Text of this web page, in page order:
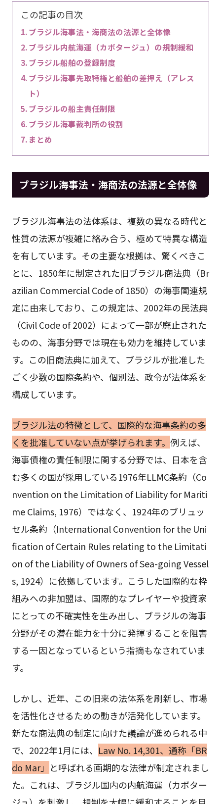
この記事の目次
ブラジル海事法・海商法の法源と全体像
ブラジル内航海運（カボタージュ）の規制緩和
ブラジル船舶の登録制度
ブラジル海事先取特権と船舶の差押え（アレス
ト）
ブラジルの船主責任制限
ブラジル海事裁判所の役割
まとめ
ブラジル海事法・海商法の法源と全体像
ブラジル海事法の法体系は、複数の異なる時代と
性質の法源が複雑に絡み合う、極めて特異な構造
を有しています。その主要な根拠は、驚くべきこ
とに、1850年に制定された旧ブラジル商法典（Br
azilian Commercial Code of 1850）の海事関連規
定に由来しており、この規定は、2002年の民法典
（Civil Code of 2002）によって一部が廃止された
ものの、海事分野では現在も効力を維持していま
す。この旧商法典に加えて、ブラジルが批准した
ごく少数の国際条約や、個別法、政令が法体系を
構成しています。
ブラジル法の特徴として、国際的な海事条約の多
くを批准していない点が挙げられます。 例えば、
海事債権の責任制限に関する分野では、日本を含
む多くの国が採用している1976年LLMC条約（Co
nvention on the Limitation of Liability for Mariti
me Claims, 1976）ではなく、1924年のブリュッ
セル条約（International Convention for the Uni
fication of Certain Rules relating to the Limitati
on of the Liability of Owners of Sea-going Vessel
s, 1924）に依拠しています。こうした国際的な枠
組みへの非加盟は、国際的なプレイヤーや投資家
にとっての不確実性を生み出し、ブラジルの海事
分野がその潜在能力を十分に発揮することを阻害
する一因となっているという指摘もなされていま
す。
しかし、近年、この旧来の法体系を刷新し、市場
を活性化させるための動きが活発化しています。
新たな商法典の制定に向けた議論が進められる中
で、2022年1月には、 Law No. 14,301、通称「BR
do Mar」 と呼ばれる画期的な法律が制定されまし
た。これは、ブラジル国内の内航海運（カボター